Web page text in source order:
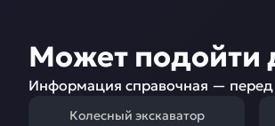
Может подойти
Информация справочная —
Колесный экскаватор